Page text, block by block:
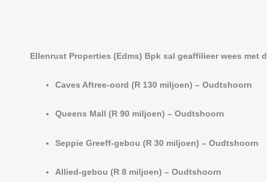
Ellenrust Properties (Edms) Bpk sal geaffilieer wees met
Caves Aftree-oord (R 130 miljoen) – Oudtshoorn
Queens Mall (R 90 miljoen) – Oudtshoorn
Seppie Greeff-gebou (R 30 miljoen) – Oudtshoorn
Allied-gebou (R 8 miljoen) – Oudtshoorn